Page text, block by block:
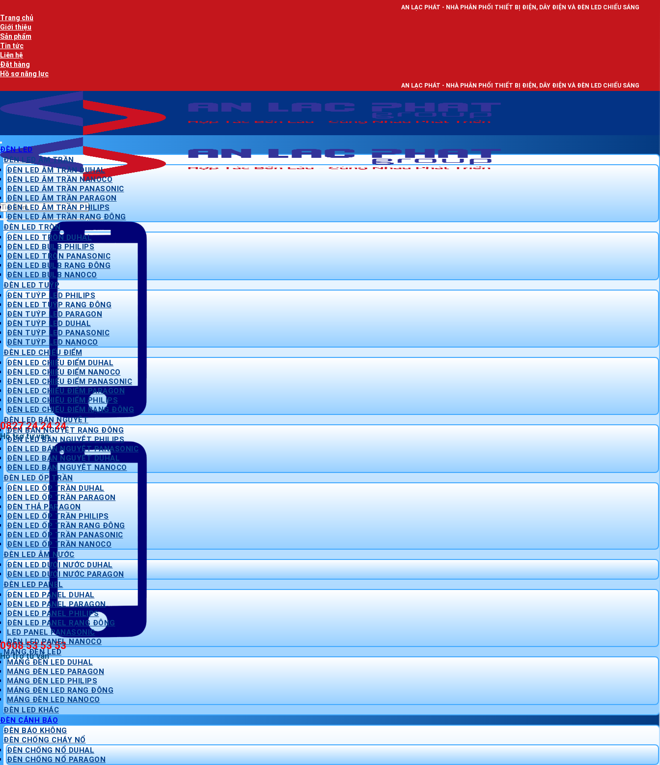
qua
nội
dung
AN LẠC PHÁT - NHÀ PHÂN PHỐI THIẾT BỊ ĐIỆN, DÂY ĐIỆN VÀ ĐÈN LED CHIẾU SÁNG
Trang chủ
Giới thiệu
Sản phẩm
Tin tức
Liên hệ
Đặt hàng
Hồ sơ năng lực
AN LẠC PHÁT - NHÀ PHÂN PHỐI THIẾT BỊ ĐIỆN, DÂY ĐIỆN VÀ ĐÈN LED CHIẾU SÁNG
Tìm
kiếm:
0827 24 24 24
Hỗ trợ tư vấn
0908 53 53 53
Hỗ trợ tư vấn
ĐÈN LED
ĐÈN LED ÂM TRẦN
ĐÈN LED ÂM TRẦN DUHAL
ĐÈN LED ÂM TRẦN NANOCO
ĐÈN LED ÂM TRẦN PANASONIC
ĐÈN LED ÂM TRẦN PARAGON
ĐÈN LED ÂM TRẦN PHILIPS
ĐÈN LED ÂM TRẦN RẠNG ĐÔNG
ĐÈN LED TRÒN
ĐÈN LED TRÒN DUHAL
ĐÈN LED BULB PHILIPS
ĐÈN LED TRÒN PANASONIC
ĐÈN LED BULB RẠNG ĐÔNG
ĐÈN LED BULB NANOCO
ĐÈN LED TUÝP
ĐÈN TUÝP LED PHILIPS
ĐÈN LED TUÝP RẠNG ĐÔNG
ĐÈN TUÝP LED PARAGON
ĐÈN TUÝP LED DUHAL
ĐÈN TUÝP LED PANASONIC
ĐÈN TUÝP LED NANOCO
ĐÈN LED CHIẾU ĐIỂM
ĐÈN LED CHIẾU ĐIỂM DUHAL
ĐÈN LED CHIẾU ĐIỂM NANOCO
ĐÈN LED CHIẾU ĐIỂM PANASONIC
ĐÈN LED CHIẾU ĐIỂM PARAGON
ĐÈN LED CHIẾU ĐIỂM PHILIPS
ĐÈN LED CHIẾU ĐIỂM RẠNG ĐÔNG
ĐÈN LED BÁN NGUYỆT
ĐÈN BÁN NGUYỆT RẠNG ĐÔNG
ĐÈN LED BÁN NGUYỆT PHILIPS
ĐÈN LED BÁN NGUYỆT PANASONIC
ĐÈN LED BÁN NGUYỆT DUHAL
ĐÈN LED BÁN NGUYỆT NANOCO
ĐÈN LED ỐP TRẦN
ĐÈN LED ỐP TRẦN DUHAL
ĐÈN LED ỐP TRẦN PARAGON
ĐÈN THẢ PARAGON
ĐÈN LED ỐP TRẦN PHILIPS
ĐÈN LED ỐP TRẦN RẠNG ĐÔNG
ĐÈN LED ỐP TRẦN PANASONIC
ĐÈN LED ỐP TRẦN NANOCO
ĐÈN LED ÂM NƯỚC
ĐÈN LED DƯỚI NƯỚC DUHAL
ĐÈN LED DƯỚI NƯỚC PARAGON
ĐÈN LED PANEL
ĐÈN LED PANEL DUHAL
ĐÈN LED PANEL PARAGON
ĐÈN LED PANEL PHILIPS
ĐÈN LED PANEL RẠNG ĐÔNG
LED PANEL PANASONIC
ĐÈN LED PANEL NANOCO
MÁNG ĐÈN LED
MÁNG ĐÈN LED DUHAL
MÁNG ĐÈN LED PARAGON
MÁNG ĐÈN LED PHILIPS
MÁNG ĐÈN LED RẠNG ĐÔNG
MÁNG ĐÈN LED NANOCO
ĐÈN LED KHÁC
ĐÈN CẢNH BÁO
ĐÈN BÁO KHÔNG
ĐÈN CHỐNG CHÁY NỔ
ĐÈN CHỐNG NỔ DUHAL
ĐÈN CHỐNG NỔ PARAGON